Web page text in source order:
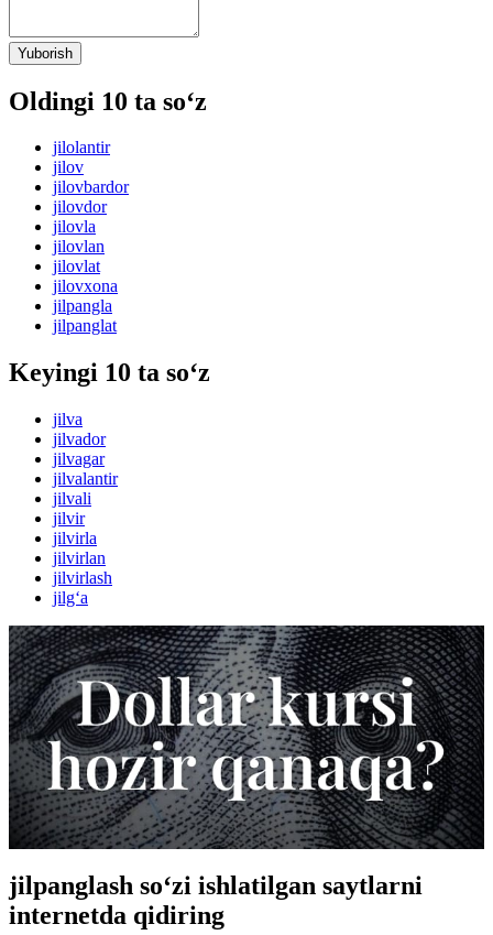
Yuborish
Oldingi 10 ta so‘z
jilolantir
jilov
jilovbardor
jilovdor
jilovla
jilovlan
jilovlat
jilovxona
jilpangla
jilpanglat
Keyingi 10 ta so‘z
jilva
jilvador
jilvagar
jilvalantir
jilvali
jilvir
jilvirla
jilvirlan
jilvirlash
jilg‘a
jilpanglash so‘zi ishlatilgan saytlarni
internetda qidiring